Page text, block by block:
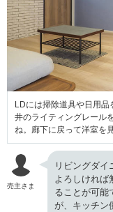
LDには掃除道具や日用
井のライティングレール
ね。廊下に戻って洋室を
売主さま
リビングダ
よろしければ
ることが可能
が、キッチン